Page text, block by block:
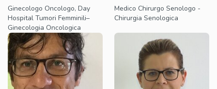
Ginecologo Oncologo, Day
Hospital Tumori Femminili–
Ginecologia Oncologica
Medico Chirurgo Senologo -
Chirurgia Senologica